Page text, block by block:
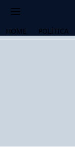
HOME POLÍTICA